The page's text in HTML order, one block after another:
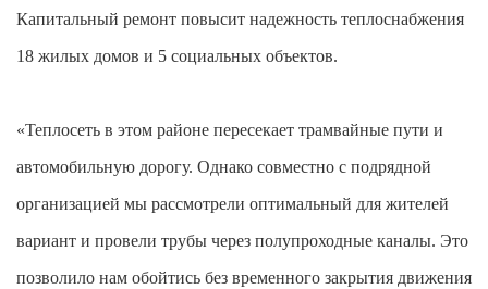
Капитальный ремонт повысит надежность теплоснабжения
18 жилых домов и 5 социальных объектов.
«Теплосеть в этом районе пересекает трамвайные пути и
автомобильную дорогу. Однако совместно с подрядной
организацией мы рассмотрели оптимальный для жителей
вариант и провели трубы через полупроходные каналы. Это
позволило нам обойтись без временного закрытия движения